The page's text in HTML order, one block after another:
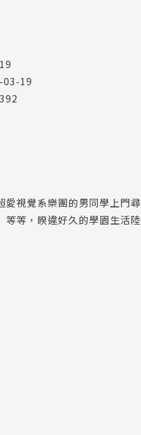
03-19
愛視覺系樂團的男同學上門
等等，睽違好久的學園生活